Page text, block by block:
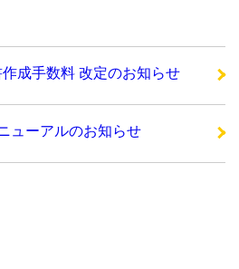
成手数料 改定のお知らせ
ューアルのお知らせ